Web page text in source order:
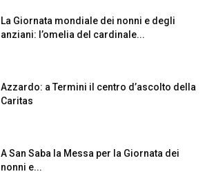
La Giornata mondiale dei nonni e degli
anziani: l’omelia del cardinale...
Azzardo: a Termini il centro d’ascolto della
Caritas
A San Saba la Messa per la Giornata dei
nonni e...